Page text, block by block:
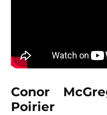
Conor
Poirier